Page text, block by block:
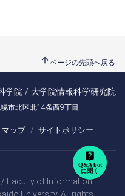
arrow_upward ページの先頭へ戻る
live_help
Q&A bot
に聞く
学院 / 大学院情報科学研究院
市北区北14条西9丁目
マップ サイトポリシー
Faculty of Information